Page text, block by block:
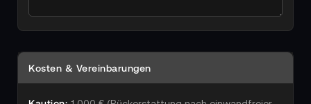
Kosten & Vereinbarungen